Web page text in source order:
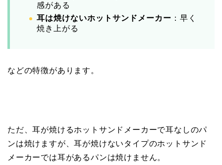
感がある
耳は焼けないホットサンドメーカー ：早く
焼き上がる
などの特徴があります。
ただ、耳が焼けるホットサンドメーカーで耳なしのパ
ンは焼けますが、耳が焼けないタイプのホットサンド
メーカーでは耳があるパンは焼けません。